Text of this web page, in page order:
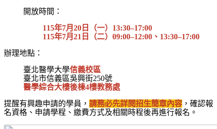
開放時間：
115年7月 20 日（一） 13:30–17:00
115年7月 21 日（二） 09:00–12:00 、 13:30–17:00
辦理地點：
臺北醫學大學信義校區
臺北市信義區吳興街250號
醫學綜合大樓後棟4樓教務處
提醒有興趣申請的學員， 請務必先詳閱招生簡章內容 ，確認報
名資格、申請學程、繳費方式及相關時程後再進行報名。